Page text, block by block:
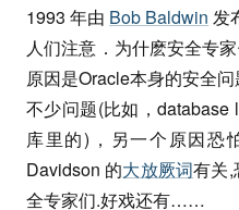
1993 年由 Bob Baldwin 发
人们注意．为什麽安全专
原因是Oracle本身的安全
不少问题(比如，
库里的)，另一个原因恐
Davidson 的大放厥词有关,
全专家们.好戏还有……